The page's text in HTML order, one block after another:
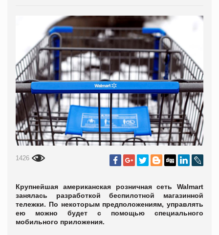
1426
Крупнейшая американская розничная сеть Walmart
занялась разработкой беспилотной магазинной
тележки. По некоторым предположениям, управлять
ею можно будет с помощью специального
мобильного приложения.